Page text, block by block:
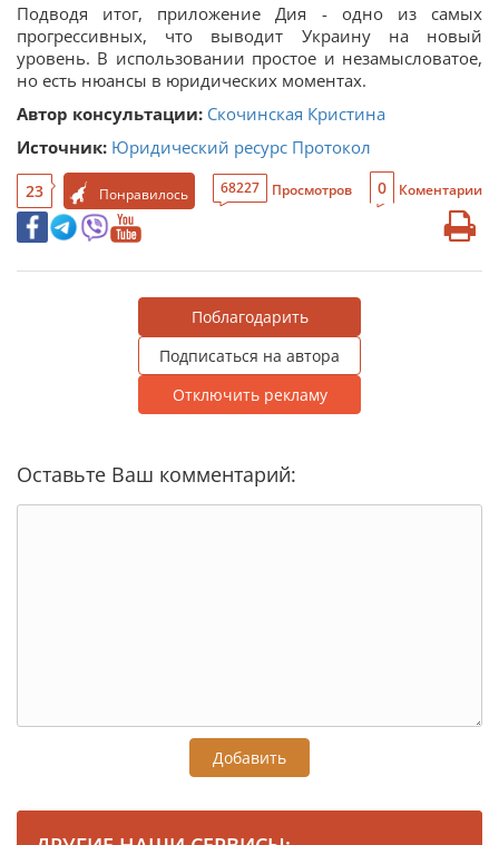
Подводя итог, приложение Дия - одно из самых
прогрессивных, что выводит Украину на новый
уровень. В использовании простое и незамысловатое,
но есть нюансы в юридических моментах.
Автор консультации: Скочинская Кристина
Источник: Юридический ресурс Протокол
23 Понравилось 68227 Просмотров 0 Коментарии
Поблагодарить
Подписаться на автора
Отключить рекламу
Оставьте Ваш комментарий:
Добавить